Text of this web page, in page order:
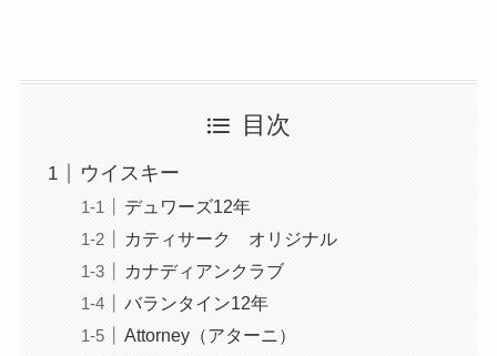
目次
ウイスキー
デュワーズ12年
カティサーク オリジナル
カナディアンクラブ
バランタイン12年
Attorney（アターニ）